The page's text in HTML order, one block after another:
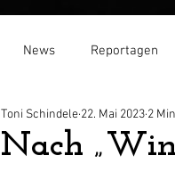
News Reportagen
Home Entertainment
Nach
Toni Schindele 22. Mai 2023 2